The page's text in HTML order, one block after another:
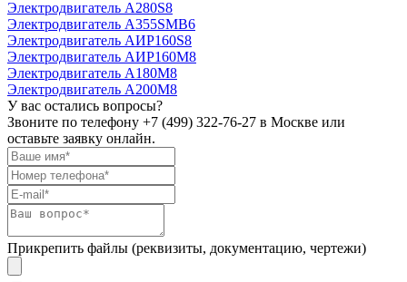
Электродвигатель А280S8
Электродвигатель А355SМВ6
Электродвигатель АИР160S8
Электродвигатель АИР160М8
Электродвигатель А180М8
Электродвигатель А200М8
У вас остались вопросы?
Звоните по телефону +7 (499) 322-76-27 в Москве или
оставьте заявку онлайн.
Прикрепить файлы (реквизиты, документацию, чертежи)